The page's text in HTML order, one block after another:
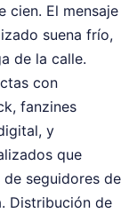
cien. El mensaje
suena frío,
de la calle.
con
fanzines
y
que
seguidores de
Distribución de